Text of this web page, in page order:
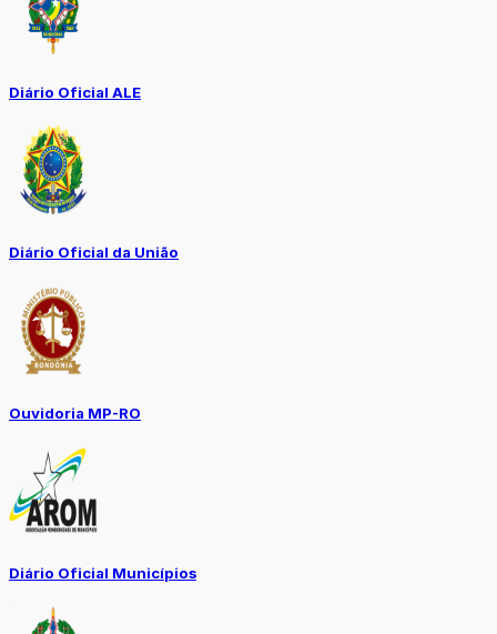
Diário Oficial ALE
Diário Oficial da União
Ouvidoria MP-RO
Diário Oficial Municípios